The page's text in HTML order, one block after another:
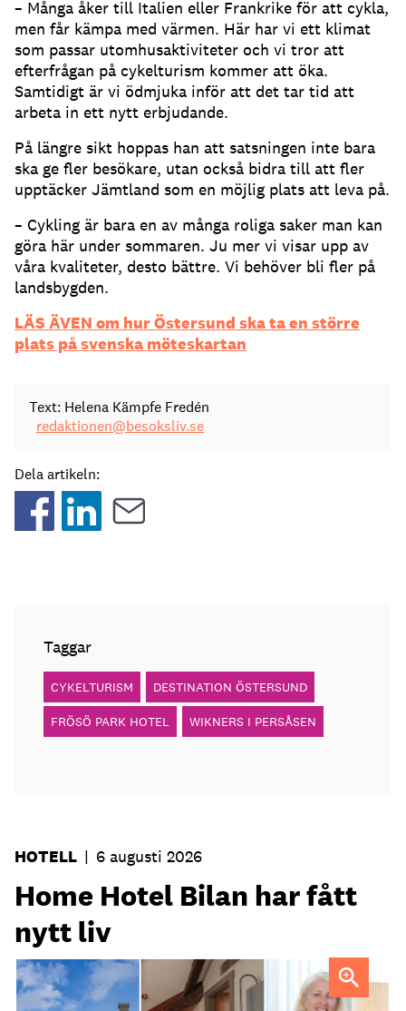
– Många åker till Italien eller Frankrike för att cykla,
men får kämpa med värmen. Här har vi ett klimat
som passar utomhusaktiviteter och vi tror att
efterfrågan på cykelturism kommer att öka.
Samtidigt är vi ödmjuka inför att det tar tid att
arbeta in ett nytt erbjudande.
På längre sikt hoppas han att satsningen inte bara
ska ge fler besökare, utan också bidra till att fler
upptäcker Jämtland som en möjlig plats att leva på.
– Cykling är bara en av många roliga saker man kan
göra här under sommaren. Ju mer vi visar upp av
våra kvaliteter, desto bättre. Vi behöver bli fler på
landsbygden.
LÄS ÄVEN om hur Östersund ska ta en större
plats på svenska möteskartan
Text: Helena Kämpfe Fredén
redaktionen@besoksliv.se
Dela artikeln:
Taggar
CYKELTURISM DESTINATION ÖSTERSUND
FRÖSÖ PARK HOTEL WIKNERS I PERSÅSEN
HOTELL | 6 augusti 2026
Home Hotel Bilan har fått
nytt liv
Anna Sundenhammar, General Manager på Home Hotel
Bilan.